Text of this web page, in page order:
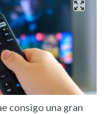
consigo una gran